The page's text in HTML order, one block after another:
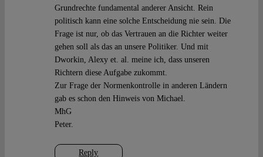
Reply
Grundrechte fundamental anderer Ansicht. Rein
politisch kann eine solche Entscheidung nie sein. Die
Frage ist nur, ob das Vertrauen an die Richter weiter
gehen soll als das an unsere Politiker. Und mit
Dworkin, Alexy et. al. meine ich, dass unseren
Richtern diese Aufgabe zukommt.
Zur Frage der Normenkontrolle in anderen Ländern
gab es schon den Hinweis von Michael.
MhG
Peter.